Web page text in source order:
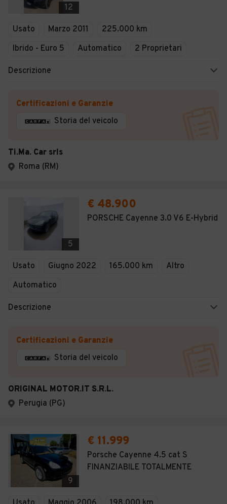
12
Usato Marzo 2011
225.000 km
Ibrido - Euro 5
Automatico 2 Proprietari
Descrizione
Certificazioni e Garanzie
Storia del veicolo
Ti.Ma. Car srls
Roma (RM)
5
€ 48.900
PORSCHE Cayenne 3.0 V6 E-Hybrid
Usato Giugno 2022 165.000 km
Altro
Automatico
Descrizione
Certificazioni e Garanzie
Storia del veicolo
ORIGINAL MOTOR.IT S.R.L.
Perugia (PG)
9
€ 11.999
Porsche Cayenne 4.5 cat S
FINANZIABILE TOTALMENTE